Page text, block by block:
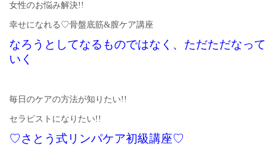
女性のお悩み解決!!
幸せになれる♡骨盤底筋&膣ケア講座
なろうとしてなるものではなく、ただただなって
いく
毎日のケアの方法が知りたい!!
セラピストになりたい!!
♡さとう式リンパケア初級講座♡